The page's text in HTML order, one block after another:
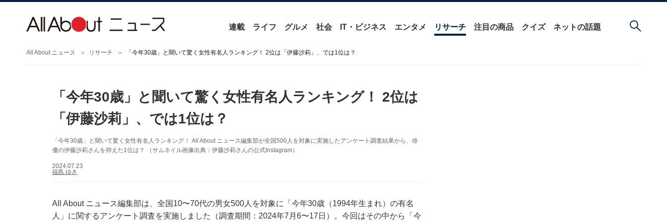
連載 ライフ グルメ 社会 IT・ビジネス エンタメ リサーチ 注目の商品 クイズ ネットの話題
All About ニュース リサーチ 「今年30歳」と聞いて驚く女性有名人ランキング！ 2位は「伊藤沙莉」、では1位は？
「今年30歳」と聞いて驚く女性有名人ランキング！ 2位は
「伊藤沙莉」、では1位は？
「今年30歳」と聞いて驚く女性有名人ランキング！ All About ニュース編集部が全国500人を対象に実施したアンケート調査結果から、俳
優の伊藤沙莉さんを抑えた1位は？ （サムネイル画像出典：伊藤沙莉さんの公式Instagram）
2024.07.23
福島 ゆき
All About ニュース編集部は、全国10〜70代の男女500人を対象に「今年30歳（1994年生まれ）の有名
人」に関するアンケート調査を実施しました（調査期間：2024年7月6〜17日）。今回はその中から「今